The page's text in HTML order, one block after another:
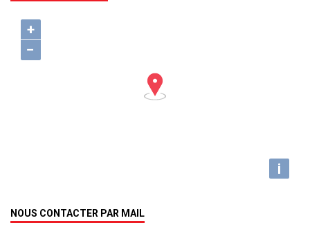
+
−
i
NOUS CONTACTER PAR MAIL